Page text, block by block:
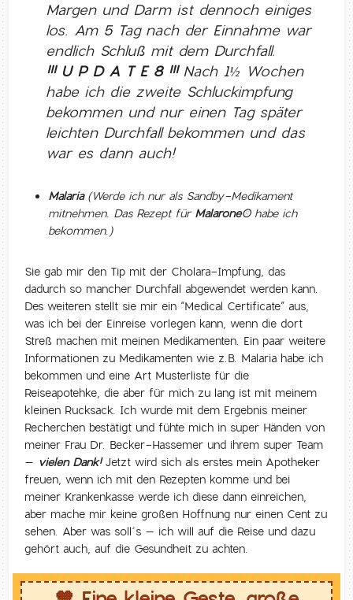
Margen und Darm ist dennoch einiges
los. Am 5 Tag nach der Einnahme war
endlich Schluß mit dem Durchfall.
!!! U P D A T E 8 !!! Nach 1½ Wochen
habe ich die zweite Schluckimpfung
bekommen und nur einen Tag später
leichten Durchfall bekommen und das
war es dann auch!
Malaria(Werde ich nur als Sandby-Medikament
mitnehmen. Das Rezept für Malarone® habe ich
bekommen.)
Sie gab mir den Tip mit der Cholara-Impfung, das
dadurch so mancher Durchfall abgewendet werden kann.
Des weiteren stellt sie mir ein “Medical Certificate” aus,
was ich bei der Einreise vorlegen kann, wenn die dort
Streß machen mit meinen Medikamenten. Ein paar weitere
Informationen zu Medikamenten wie z.B. Malaria habe ich
bekommen und eine Art Musterliste für die
Reiseapotehke, die aber für mich zu lang ist mit meinem
kleinen Rucksack. Ich wurde mit dem Ergebnis meiner
Recherchen bestätigt und fühte mich in super Händen von
meiner Frau Dr. Becker-Hassemer und ihrem super Team
– vielen Dank!Jetzt wird sich als erstes mein Apotheker
freuen, wenn ich mit den Rezepten komme und bei
meiner Krankenkasse werde ich diese dann einreichen,
aber mache mir keine großen Hoffnung nur einen Cent zu
sehen. Aber was soll´s – ich will auf die Reise und dazu
gehört auch, auf die Gesundheit zu achten.